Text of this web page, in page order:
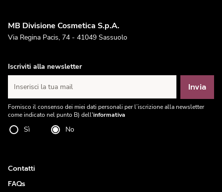
MB Divisione Cosmetica S.p.A.
Via Regina Pacis, 74 - 41049 Sassuolo
Iscriviti alla newsletter
Inserisci la tua mail Invia
Fornisco il consenso dei miei dati personali per l’iscrizione alla newsletter
come indicato nel punto B) dell'informativa
Sì No
Contatti
FAQs